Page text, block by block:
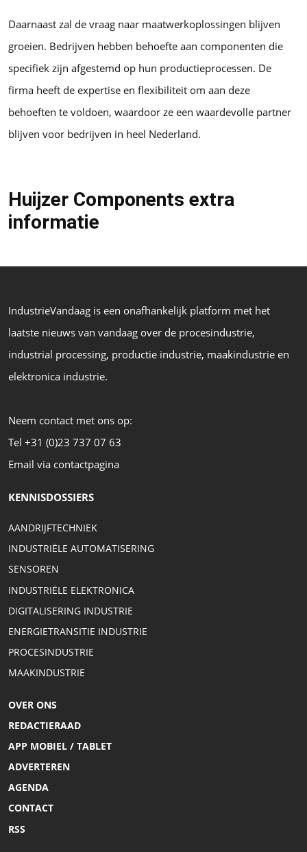
Daarnaast zal de vraag naar maatwerkoplossingen blijven
groeien. Bedrijven hebben behoefte aan componenten die
specifiek zijn afgestemd op hun productieprocessen. De
firma heeft de expertise en flexibiliteit om aan deze
behoeften te voldoen, waardoor ze een waardevolle partner
blijven voor bedrijven in heel Nederland.
Huijzer Components extra
informatie
IndustrieVandaag is een onafhankelijk platform met het
laatste nieuws van vandaag over de procesindustrie,
industrial processing, productie industrie, maakindustrie en
elektronica industrie.
Neem contact met ons op:
Tel +31 (0)23 737 07 63
Email via contactpagina
KENNISDOSSIERS
AANDRIJFTECHNIEK
INDUSTRIËLE AUTOMATISERING
SENSOREN
INDUSTRIËLE ELEKTRONICA
DIGITALISERING INDUSTRIE
ENERGIETRANSITIE INDUSTRIE
PROCESINDUSTRIE
MAAKINDUSTRIE
OVER ONS
REDACTIERAAD
APP MOBIEL / TABLET
ADVERTEREN
AGENDA
CONTACT
RSS